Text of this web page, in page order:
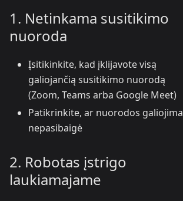
1. Netinkama susitikimo
nuoroda
Įsitikinkite, kad įklijavote visą
galiojančią susitikimo nuorodą
(Zoom, Teams arba Google Meet)
Patikrinkite, ar nuorodos
nepasibaigė
2. Robotas įstrigo
laukiamajame